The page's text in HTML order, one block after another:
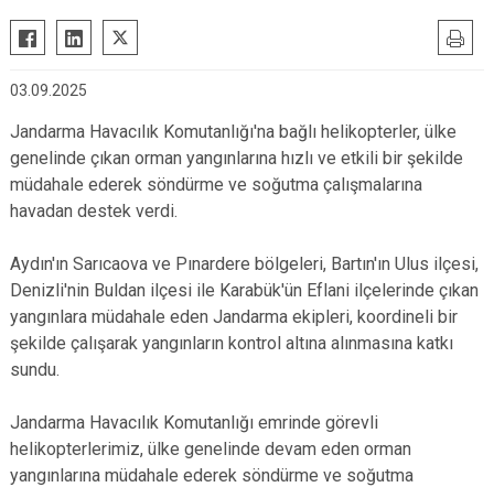
03.09.2025
Jandarma Havacılık Komutanlığı'na bağlı helikopterler, ülke
genelinde çıkan orman yangınlarına hızlı ve etkili bir şekilde
müdahale ederek söndürme ve soğutma çalışmalarına
havadan destek verdi.
Aydın'ın Sarıcaova ve Pınardere bölgeleri, Bartın'ın Ulus ilçesi,
Denizli'nin Buldan ilçesi ile Karabük'ün Eflani ilçelerinde çıkan
yangınlara müdahale eden Jandarma ekipleri, koordineli bir
şekilde çalışarak yangınların kontrol altına alınmasına katkı
sundu.
Jandarma Havacılık Komutanlığı emrinde görevli
helikopterlerimiz, ülke genelinde devam eden orman
yangınlarına müdahale ederek söndürme ve soğutma